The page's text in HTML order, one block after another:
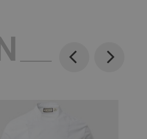
Previous Next